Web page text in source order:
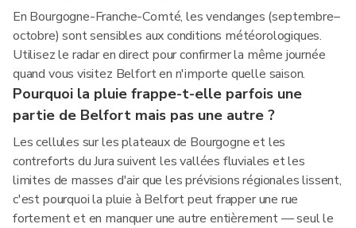
En Bourgogne-Franche-Comté, les vendanges (septembre–
octobre) sont sensibles aux conditions météorologiques.
Utilisez le radar en direct pour confirmer la même journée
quand vous visitez Belfort en n'importe quelle saison.
Pourquoi la pluie frappe-t-elle parfois une
partie de Belfort mais pas une autre ?
Les cellules sur les plateaux de Bourgogne et les
contreforts du Jura suivent les vallées fluviales et les
limites de masses d'air que les prévisions régionales lissent,
c'est pourquoi la pluie à Belfort peut frapper une rue
fortement et en manquer une autre entièrement — seul le